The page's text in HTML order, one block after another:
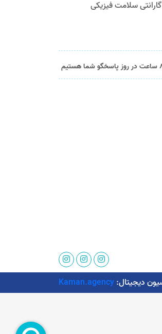
گارانتی سلامت فیزیکی
Kaman.agency